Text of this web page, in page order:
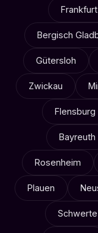
Bergisch
Gütersloh
Zwickau
Flensburg
Bayreuth
Rosenheim
Plauen
Schwerte